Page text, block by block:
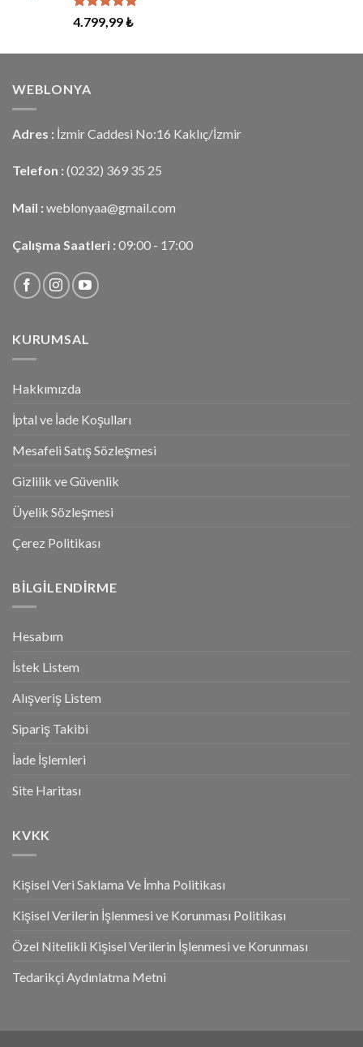
5 üzerinden
oy
4.799,99₺
WEBLONYA
Adres : İzmir Caddesi No:16 Kaklıç/İzmir
Telefon : (0232) 369 35 25
Mail : weblonyaa@gmail.com
Çalışma Saatleri : 09:00 - 17:00
KURUMSAL
Hakkımızda
İptal ve İade Koşulları
Mesafeli Satış Sözleşmesi
Gizlilik ve Güvenlik
Üyelik Sözleşmesi
Çerez Politikası
BILGILENDIRME
Hesabım
İstek Listem
Alışveriş Listem
Sipariş Takibi
İade İşlemleri
Site Haritası
KVKK
Kişisel Veri Saklama Ve İmha Politikası
Kişisel Verilerin İşlenmesi ve Korunması Politikası
Özel Nitelikli Kişisel Verilerin İşlenmesi ve Korunması
Tedarikçi Aydınlatma Metni